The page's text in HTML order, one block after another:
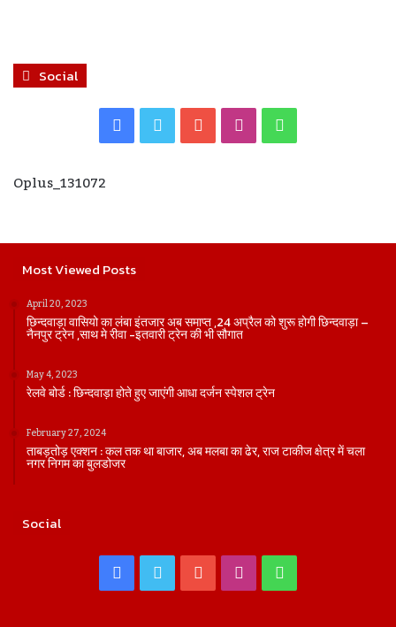
Social
Facebook
Twitter YouTubeInstagram
Oplus_131072
Most Viewed Posts
April 20, 2023
छिन्दवाड़ा वासियो का लंबा इंतजार अब समाप्त ,24 अप्रैल को शुरू होगी छिन्दवाड़ा –
नैनपुर ट्रेन ,साथ मे रीवा -इतवारी ट्रेन की भी सौगात
May 4, 2023
रेलवे बोर्ड : छिन्दवाड़ा होते हुए जाएंगी आधा दर्जन स्पेशल ट्रेन
February 27, 2024
ताबड़तोड़ एक्शन : कल तक था बाजार, अब मलबा का ढेर, राज टाकीज क्षेत्र में चला
नगर निगम का बुलडोजर
Social
Facebook
Twitter YouTubeInstagram